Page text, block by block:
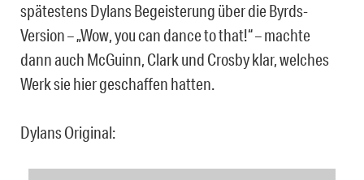
spätestens Dylans Begeisterung über die Byrds-
Version – „Wow, you can dance to that!“ – machte
dann auch McGuinn, Clark und Crosby klar, welches
Werk sie hier geschaffen hatten.
Dylans Original: